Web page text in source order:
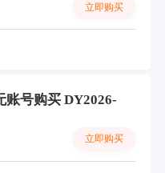
立即购买
账号购买 DY2026-
立即购买